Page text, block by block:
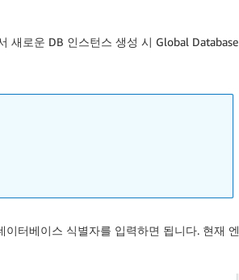
새로운 DB 인스턴스 생성 시 Global Database
터베이스 식별자를 입력하면 됩니다. 현재 엔